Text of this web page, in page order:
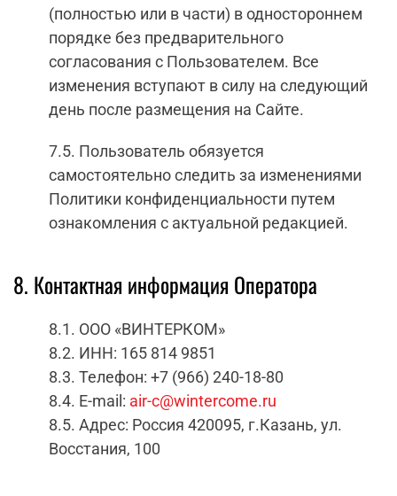
(полностью или в части) в одностороннем
порядке без предварительного
согласования с Пользователем. Все
изменения вступают в силу на следующий
день после размещения на Сайте.
7.5. Пользователь обязуется
самостоятельно следить за изменениями
Политики конфиденциальности путем
ознакомления с актуальной редакцией.
8. Контактная информация Оператора
8.1. ООО «ВИНТЕРКОМ»
8.2. ИНН: 165 814 9851
8.3. Телефон: +7 (966) 240-18-80
8.4. E-mail: air-c@wintercome.ru
8.5. Адрес: Россия 420095, г.Казань, ул.
Восстания, 100